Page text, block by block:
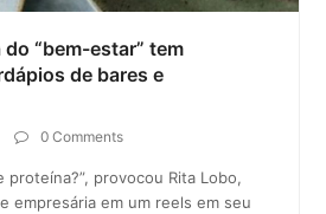
“bem-estar” tem
de bares e
0 Comments
proteína?”, provocou Rita Lobo,
empresária em um reels em seu